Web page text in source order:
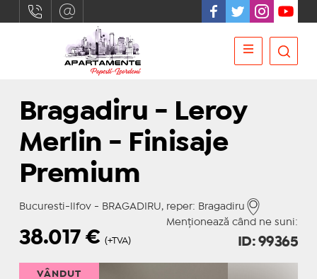
Bragadiru - Leroy
Merlin - Finisaje
Premium
Bucuresti-Ilfov - BRAGADIRU, reper: Bragadiru
Menționează când ne suni:
38.017€ (+TVA) ID: 99365
VÂNDUT